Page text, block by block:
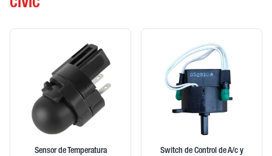
CIVIC
Sensor de Temperatura
Switch de Control de A/c y